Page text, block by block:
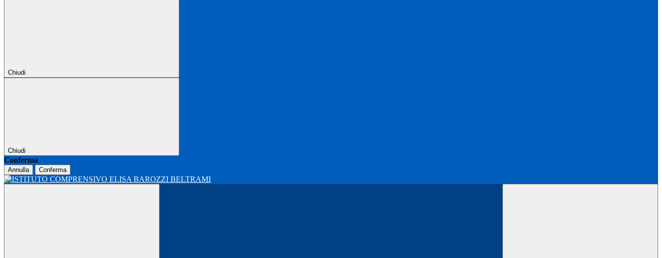
Chiudi
Chiudi
Conferma
Annulla Conferma